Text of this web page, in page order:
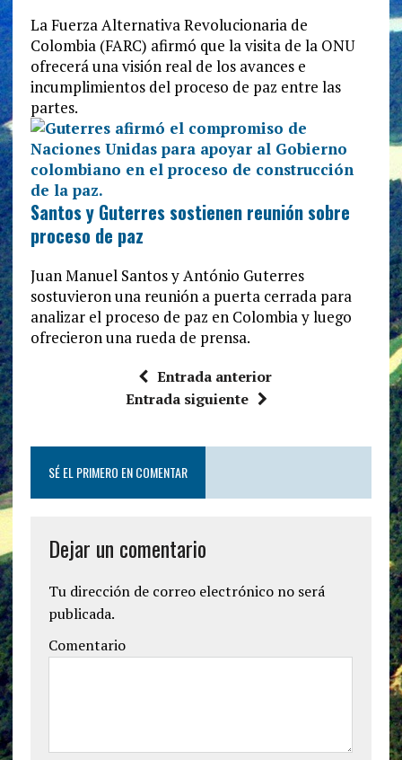
La Fuerza Alternativa Revolucionaria de
Colombia (FARC) afirmó que la visita de la ONU
ofrecerá una visión real de los avances e
incumplimientos del proceso de paz entre las
partes.
Santos y Guterres sostienen reunión sobre
proceso de paz
Juan Manuel Santos y António Guterres
sostuvieron una reunión a puerta cerrada para
analizar el proceso de paz en Colombia y luego
ofrecieron una rueda de prensa.
Entrada anterior
Entrada siguiente
SÉ EL PRIMERO EN COMENTAR
Dejar un comentario
Tu dirección de correo electrónico no será
publicada.
Comentario